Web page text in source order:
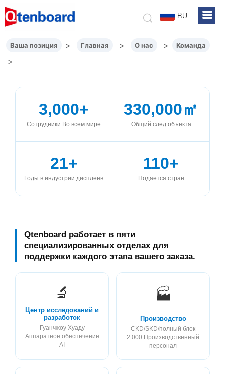
RU
Ваша позиция > Главная > О нас > Команда
>
3,000+
Сотрудники Во всем мире
330,000㎡
Общий след объекта
21+
Годы в индустрии дисплеев
110+
Подается стран
Qtenboard работает в пяти
специализированных отделах для
поддержки каждого этапа вашего заказа.
🔬
Центр исследований и
разработок
Гуанчжоу Хуаду
Аппаратное обеспечение
AI
🏭
Производство
CKD/SKD/полный блок
2 000 Производственный
персонал